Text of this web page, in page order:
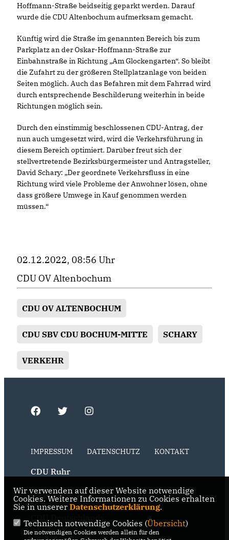
Hoffmann-Straße beidseitig geparkt werden. Darauf
wurde die CDU Altenbochum aufmerksam gemacht.
Künftig wird die Straße im genannten Bereich bis zum
Parkplatz an der Oskar-Hoffmann-Straße zur
Einbahnstraße in Richtung „Am Glockengarten“. So bleibt
die Zufahrt zu der größeren Stellplatzanlage von beiden
Seiten möglich. Auch das Befahren mit dem Fahrrad wird
durch entsprechende Beschilderung weiterhin in beide
Richtungen möglich sein.
Durch den einstimmig beschlossenen CDU-Antrag, der
nun auch umgesetzt wird, wird die Verkehrsführung in
diesem Bereich optimiert. Darüber freut sich der
stellvertretende Bezirksbürgermeister und Antragsteller,
David Schary: „Der geordnete Verkehrsfluss in eine
Richtung wird viele Probleme der Anwohner lösen, ohne
dass größere Umwege in Kauf genommen werden
müssen.“
02.12.2022, 08:56 Uhr
CDU OV Altenbochum
CDU OV ALTENBOCHUM
CDU SBV CDU BOCHUM-MITTE SCHARY
VERKEHR
IMPRESSUM DATENSCHUTZ KONTAKT
CDU Ruhr
CDU NRW
Wir verwenden auf dieser Website notwendige
Cookies. Weitere Informationen zu Cookies erhalten
Sie in unserer Datenschutzerklärung.
Technisch notwendige Cookies (Übersicht)
Die notwendigen Cookies werden allein für den